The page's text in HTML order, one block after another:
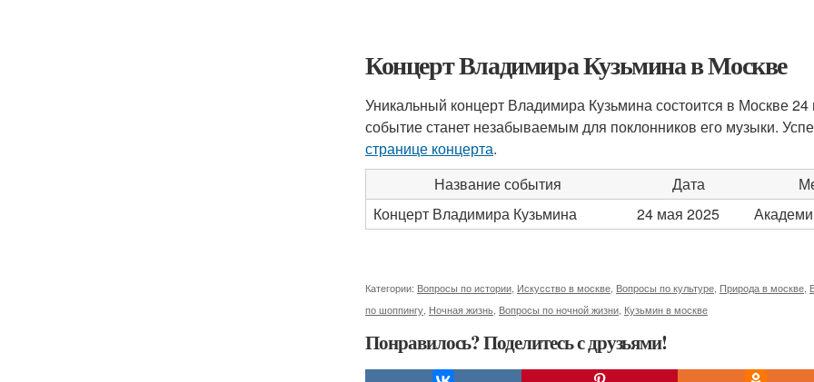
Концерт Владимира Кузьмина в Москве
Уникальный концерт Владимира Кузьмина состоится в Москве
событие станет незабываемым для поклонников его музыки.
странице концерта.
Название события
Дата
Концерт Владимира Кузьмина
24 мая 2025
Категории: Вопросы по истории Искусство в москве Вопросы по культуре Природа в москве
по шоппингу Ночная жизнь Вопросы по ночной жизни Кузьмин в москве
Понравилось? Поделитесь с друзьями!